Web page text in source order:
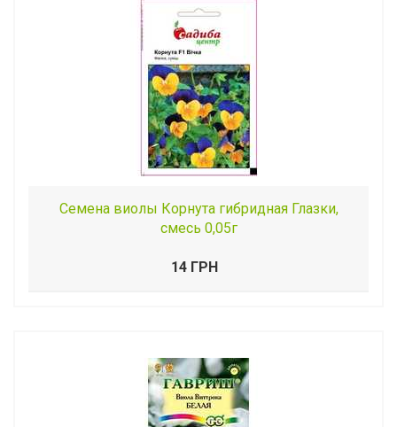
Семена виолы Корнута гибридная Глазки,
смесь 0,05г
14 ГРН